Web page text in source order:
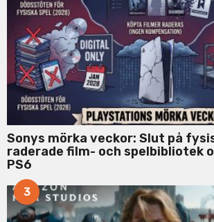
Sonys mörka veckor: Slut på
raderade film- och spelbibliotek
PS6
3